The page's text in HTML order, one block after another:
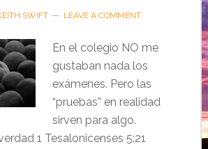
SWIFT LEAVE A COMMENT
En el colegio NO me
gustaban nada los
exámenes. Pero las
“pruebas” en realidad
sirven para algo.
1 Tesalonicenses 5:21